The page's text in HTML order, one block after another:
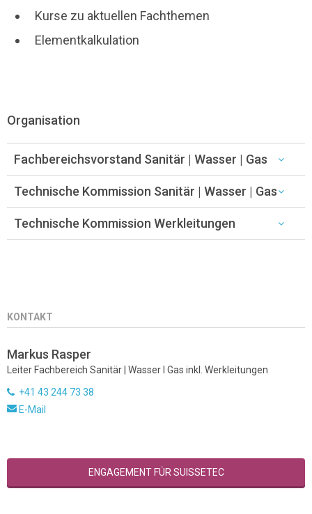
Kurse zu aktuellen Fachthemen
Elementkalkulation
Organisation
Fachbereichsvorstand Sanitär | Wasser | Gas
Technische Kommission Sanitär | Wasser | Gas
Technische Kommission Werkleitungen
KONTAKT
Markus Rasper
Leiter Fachbereich Sanitär | Wasser I Gas inkl. Werkleitungen
+41 43 244 73 38
E-Mail
ENGAGEMENT FÜR SUISSETEC